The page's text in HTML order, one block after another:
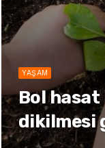
YAŞAM
Bol
dikilmesi